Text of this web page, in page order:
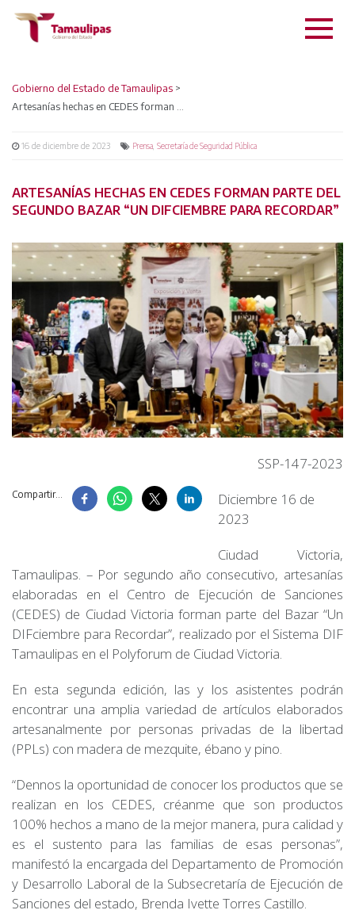
Gobierno del Estado de Tamaulipas >
16 de diciembre de 2023 Prensa Secretaría de Seguridad Pública
ARTESANÍAS HECHAS EN CEDES FORMAN PARTE DEL
SEGUNDO BAZAR “UN DIFCIEMBRE PARA RECORDAR”
Compartir...
SSP-147-2023
Diciembre 16 de
2023
Ciudad Victoria,
Tamaulipas. – Por segundo año consecutivo, artesanías
elaboradas en el Centro de Ejecución de Sanciones
(CEDES) de Ciudad Victoria forman parte del Bazar “Un
DIFciembre para Recordar”, realizado por el Sistema DIF
Tamaulipas en el Polyforum de Ciudad Victoria.
En esta segunda edición, las y los asistentes podrán
encontrar una amplia variedad de artículos elaborados
artesanalmente por personas privadas de la libertad
(PPLs) con madera de mezquite, ébano y pino.
“Dennos la oportunidad de conocer los productos que se
realizan en los CEDES, créanme que son productos
100% hechos a mano de la mejor manera, pura calidad y
es el sustento para las familias de esas personas”,
manifestó la encargada del Departamento de Promoción
y Desarrollo Laboral de la Subsecretaría de Ejecución de
Sanciones del estado, Brenda Ivette Torres Castillo.